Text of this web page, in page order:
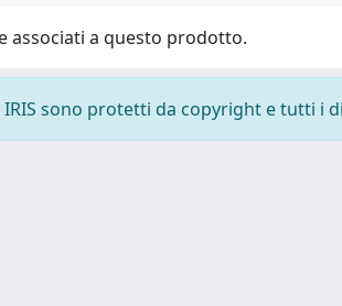
associati a questo prodotto.
sono protetti da copyright e tutti i